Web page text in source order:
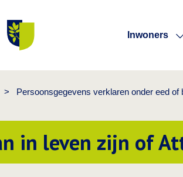
Inwoners
> Persoonsgegevens verklaren onder eed of
in leven zijn of